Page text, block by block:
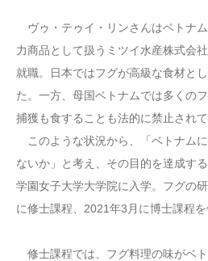
ヴゥ・テゥイ・リンさんはベトナ
力商品として扱うミツイ水産株式会
就職。日本ではフグが高級な食材と
た。一方、母国ベトナムでは多くの
捕獲も食することも法的に禁止されて
このような状況から、「ベトナム
ないか」と考え、その目的を達成す
学園女子大学大学院に入学。フグの
に修士課程、2021年3月に博士課程を
修士課程では、フグ料理の味がベ